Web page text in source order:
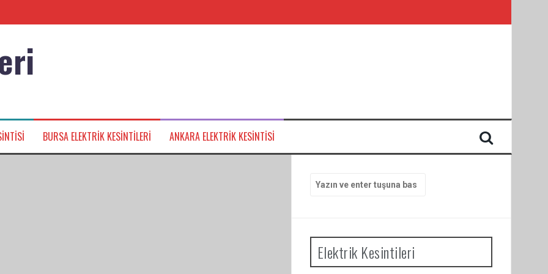
BURSA ELEKTRIK KESINTILERI ANKARA ELEKTRIK KESINTISI
yap:
Elektrik Kesintileri